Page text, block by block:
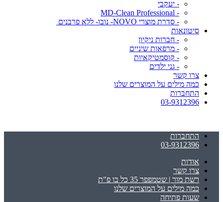
- יעקבי
- MD-Clean Professional
- סדרת מוצרי NOVO- נובו- ללא פרבנים
סיטונאות
- חברות ניקיון
- מרפאות שיניים
- קוסמטיקאיות
- גני ילדים
צרו קשר
כמה מילים על המוצרים שלנו
התחברות
03-9312396
התחברות
03-9312396
אודות
צרו קשר
רשת מור | שטמפפר 35 כל בו פ"ת
כמה מילים על המוצרים שלנו
שעות פתיחה